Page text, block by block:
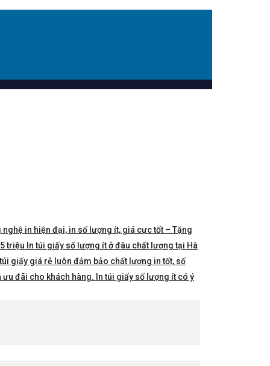
in hiện đại, in số lượng ít, giá cực tốt – Tặng
triệu In túi giấy số lượng ít ở đâu chất lượng tại Hà
giấy giá rẻ luôn đảm bảo chất lượng in tốt, số
đãi cho khách hàng. In túi giấy số lượng ít có ý